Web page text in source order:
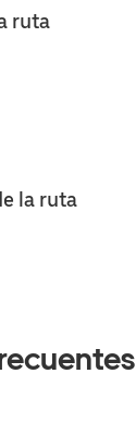
ruta
la ruta